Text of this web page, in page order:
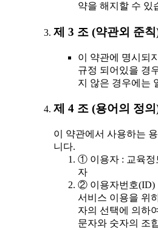
약을 해지할 수 있
제 3 조 (약관외 준
이 약관에 명시되
규정 되어있을 경
지 않은 경우에는
제 4 조 (용어의 정
이 약관에서 사용하는
니다.
① 이용자 : 교육정
자
② 이용자번호(ID)
서비스 이용을 위
자의 선택에 의하
문자와 숫자의 조